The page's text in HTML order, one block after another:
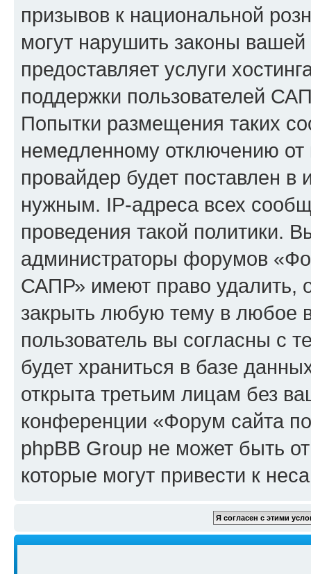
призывов к национальной
могут нарушить законы
предоставляет услуги
поддержки пользователей
Попытки размещения таких
немедленному отключению
провайдер будет поставлен в
нужным. IP-адреса всех
проведения такой политики.
администраторы форумов
САПР» имеют право удалить,
закрыть любую тему в любое
пользователь вы согласны с
будет храниться в базе
открыта третьим лицам без
конференции «Форум сайта
phpBB Group не может быть
которые могут привести к